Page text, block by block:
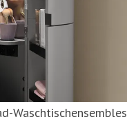
Waschtischensembles